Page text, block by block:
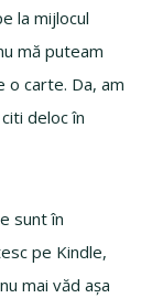
la mijlocul
mă puteam
o carte. Da, am
deloc în
sunt în
pe Kindle,
mai văd așa